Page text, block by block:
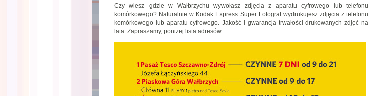
Czy wiesz gdzie w Wałbrzychu wywołasz zdjęcia z aparatu cyfrowego lub telefonu
komórkowego? Naturalnie w Kodak Express Super Fotograf wydrukujesz zdjęcia z telefonu
komórkowego lub aparatu cyfrowego. Jakość i gwarancja trwałości drukowanych zdjęć na
lata. Zapraszamy, poniżej lista adresów.